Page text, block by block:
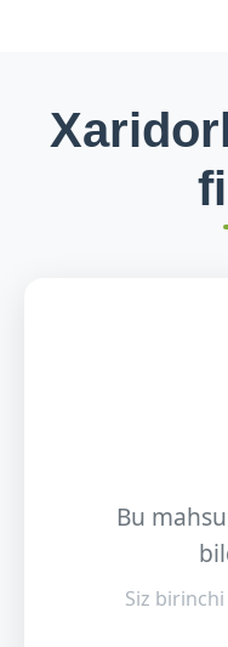
Bu
Siz